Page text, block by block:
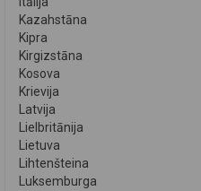
Kazahstāna
Kipra
Kirgizstāna
Kosova
Krievija
Latvija
Lielbritānija
Lietuva
Lihtenšteina
Luksemburga